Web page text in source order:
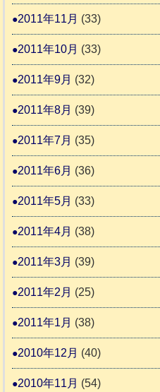
2011年11月 (33)
2011年10月 (33)
2011年9月 (32)
2011年8月 (39)
2011年7月 (35)
2011年6月 (36)
2011年5月 (33)
2011年4月 (38)
2011年3月 (39)
2011年2月 (25)
2011年1月 (38)
2010年12月 (40)
2010年11月 (54)